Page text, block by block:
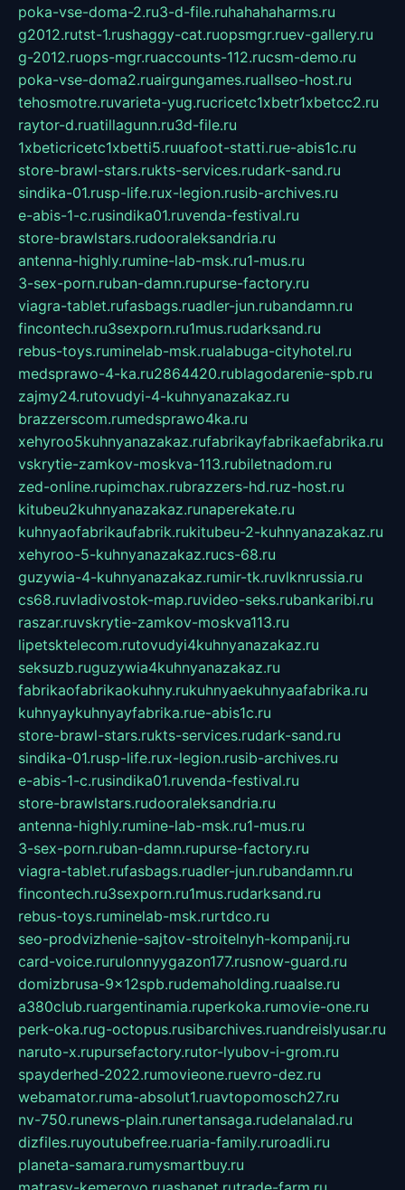
poka-vse-doma-2.ru3-d-file.ruhahahaharms.ru
g2012.rutst-1.rushaggy-cat.ruopsmgr.ruev-gallery.ru
g-2012.ruops-mgr.ruaccounts-112.rucsm-demo.ru
poka-vse-doma2.ruairgungames.ruallseo-host.ru
tehosmotre.ruvarieta-yug.rucricetc1xbetr1xbetcc2.ru
raytor-d.ruatillagunn.ru3d-file.ru
1xbeticricetc1xbetti5.ruuafoot-statti.rue-abis1c.ru
store-brawl-stars.rukts-services.rudark-sand.ru
sindika-01.rusp-life.rux-legion.rusib-archives.ru
e-abis-1-c.rusindika01.ruvenda-festival.ru
store-brawlstars.rudooraleksandria.ru
antenna-highly.rumine-lab-msk.ru1-mus.ru
3-sex-porn.ruban-damn.rupurse-factory.ru
viagra-tablet.rufasbags.ruadler-jun.rubandamn.ru
fincontech.ru3sexporn.ru1mus.rudarksand.ru
rebus-toys.ruminelab-msk.rualabuga-cityhotel.ru
medsprawo-4-ka.ru2864420.rublagodarenie-spb.ru
zajmy24.rutovudyi-4-kuhnyanazakaz.ru
brazzerscom.rumedsprawo4ka.ru
xehyroo5kuhnyanazakaz.rufabrikayfabrikaefabrika.ru
vskrytie-zamkov-moskva-113.rubiletnadom.ru
zed-online.rupimchax.rubrazzers-hd.ruz-host.ru
kitubeu2kuhnyanazakaz.runaperekate.ru
kuhnyaofabrikaufabrik.rukitubeu-2-kuhnyanazakaz.ru
xehyroo-5-kuhnyanazakaz.rucs-68.ru
guzywia-4-kuhnyanazakaz.rumir-tk.ruvlknrussia.ru
cs68.ruvladivostok-map.ruvideo-seks.rubankaribi.ru
raszar.ruvskrytie-zamkov-moskva113.ru
lipetsktelecom.rutovudyi4kuhnyanazakaz.ru
seksuzb.ruguzywia4kuhnyanazakaz.ru
fabrikaofabrikaokuhny.rukuhnyaekuhnyaafabrika.ru
kuhnyaykuhnyayfabrika.rue-abis1c.ru
store-brawl-stars.rukts-services.rudark-sand.ru
sindika-01.rusp-life.rux-legion.rusib-archives.ru
e-abis-1-c.rusindika01.ruvenda-festival.ru
store-brawlstars.rudooraleksandria.ru
antenna-highly.rumine-lab-msk.ru1-mus.ru
3-sex-porn.ruban-damn.rupurse-factory.ru
viagra-tablet.rufasbags.ruadler-jun.rubandamn.ru
fincontech.ru3sexporn.ru1mus.rudarksand.ru
rebus-toys.ruminelab-msk.rurtdco.ru
seo-prodvizhenie-sajtov-stroitelnyh-kompanij.ru
card-voice.rurulonnyygazon177.rusnow-guard.ru
domizbrusa-9x12spb.rudemaholding.ruaalse.ru
a380club.ruargentinamia.ruperkoka.rumovie-one.ru
perk-oka.rug-octopus.rusibarchives.ruandreislyusar.ru
naruto-x.rupursefactory.rutor-lyubov-i-grom.ru
spayderhed-2022.rumovieone.ruevro-dez.ru
webamator.ruma-absolut1.ruavtopomosch27.ru
nv-750.runews-plain.runertansaga.rudelanalad.ru
dizfiles.ruyoutubefree.ruaria-family.ruroadli.ru
planeta-samara.rumysmartbuy.ru